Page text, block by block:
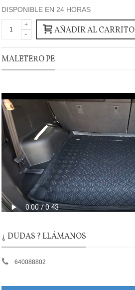
DISPONIBLE EN 24 HORAS
-
+
AÑADIR AL CARRITO
MALETERO PE
¿ DUDAS ? LLÁMANOS
640088802